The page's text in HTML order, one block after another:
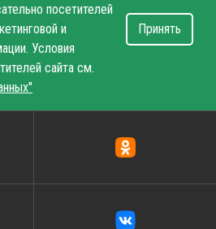
посетителей
и
Условия
сайта см.
Принять